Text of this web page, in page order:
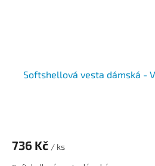
Softshellová vesta dámská -
736 Kč / ks